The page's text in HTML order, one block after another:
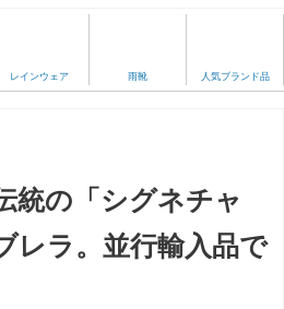
レインウェア 雨靴 人気ブランド品
統の「シグネチャ
レラ。並行輸入品で